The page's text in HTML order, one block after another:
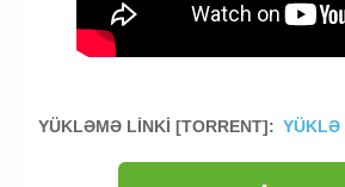
YÜKLƏMƏ LİNKİ [TORRENT]: YÜKLƏ